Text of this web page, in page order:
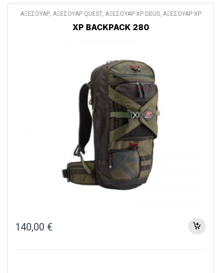
ΑΞΕΣΟΥΑΡ, ΑΞΕΣΟΥΑΡ QUEST, ΑΞΕΣΟΥΑΡ XP DEUS, ΑΞΕΣΟΥΑΡ XP
XP BACKPACK 280
140,00 €